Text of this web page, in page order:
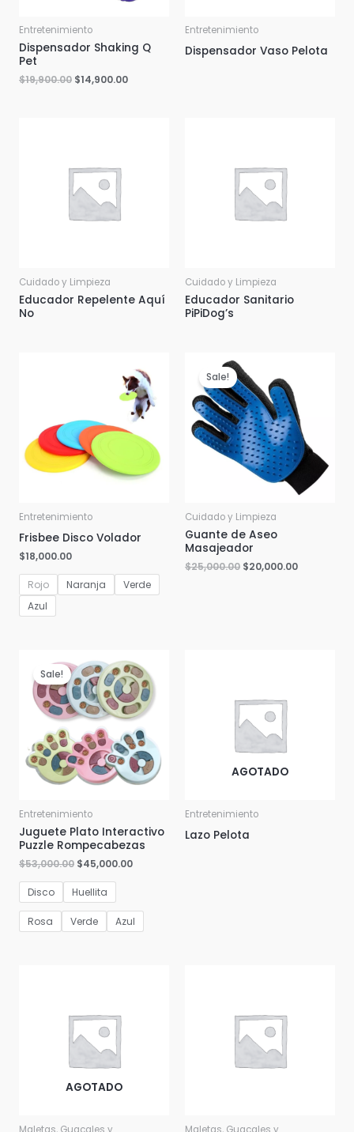
Entretenimiento
Dispensador Shaking Q
Pet
$19,900.00 $14,900.00
Entretenimiento
Dispensador Vaso Pelota
Cuidado y Limpieza
Educador Repelente Aquí
No
Cuidado y Limpieza
Educador Sanitario
PiPiDog’s
Entretenimiento
Frisbee Disco Volador
$18,000.00
Rojo Naranja
Verde
Azul
Sale!
Cuidado y Limpieza
Guante de Aseo
Masajeador
$25,000.00 $20,000.00
Sale!
Entretenimiento
Juguete Plato Interactivo
Puzzle Rompecabezas
$53,000.00 $45,000.00
Disco Huellita
Rosa Verde Azul
AGOTADO
Entretenimiento
Lazo Pelota
AGOTADO